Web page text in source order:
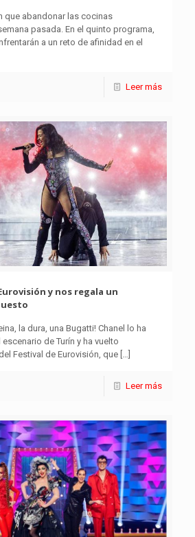
que abandonar las cocinas
pasada. En el quinto programa,
a un reto de afinidad en el
Leer más
y nos regala un
la dura, una Bugatti! Chanel lo ha
de Turín y ha vuelto
Festival de Eurovisión, que […]
Leer más